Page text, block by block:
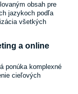
obsah pre
jazykoch podľa
všetkých
a online
ponúka komplexné
cieľových